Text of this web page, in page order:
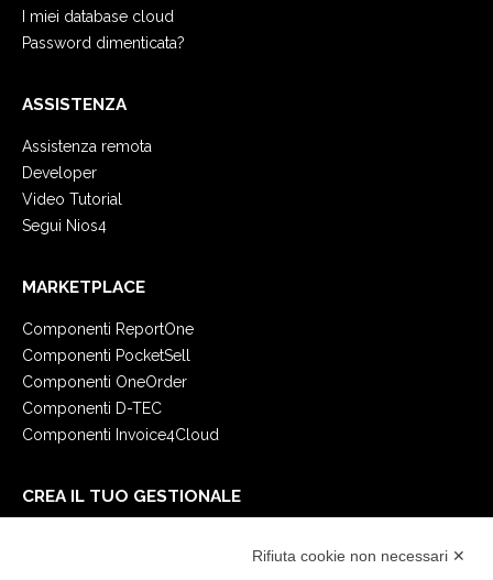
I miei database cloud
Password dimenticata?
ASSISTENZA
Assistenza remota
Developer
Video Tutorial
Segui Nios4
MARKETPLACE
Componenti ReportOne
Componenti PocketSell
Componenti OneOrder
Componenti D-TEC
Componenti Invoice4Cloud
CREA IL TUO GESTIONALE
Rifiuta cookie non necessari ✕